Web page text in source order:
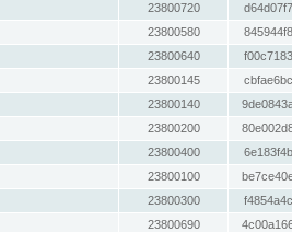
23800720
23800580
23800640
23800145
23800140
23800200
23800400
23800100
23800300
23800690